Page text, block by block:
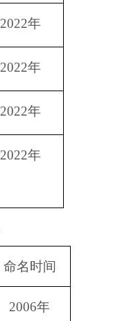
2022年
2022年
2022年
2022年
命名时间
2006年